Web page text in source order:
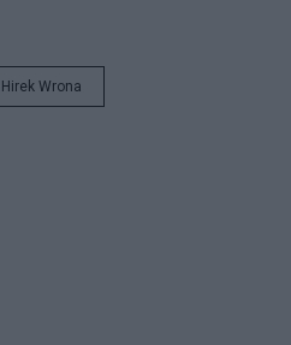
Hirek Wrona